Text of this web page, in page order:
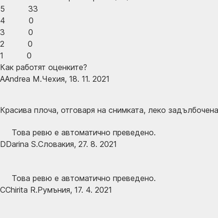
5
33
4
0
3
0
2
0
1
0
Как работят оценките?
AAndrea M.Чехия, 18. 11. 2021
Красива плоча, отговаря на снимката, леко
Това ревю е автоматично преведено.
DDarina S.Словакия, 27. 8. 2021
Това ревю е автоматично преведено.
CChirita R.Румъния, 17. 4. 2021